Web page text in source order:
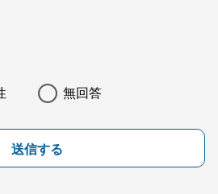
無回答
送信する